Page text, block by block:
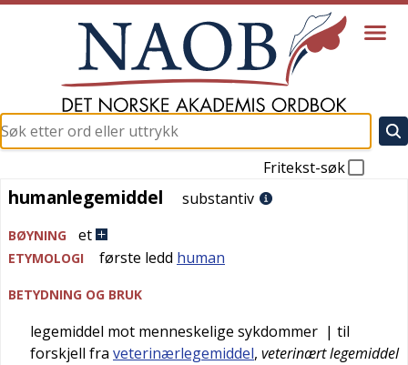
Fritekst-søk
humanlegemiddel
humanlegemiddel substantiv
BØYNING et
ETYMOLOGI første ledd human
BETYDNING OG BRUK
legemiddel mot menneskelige sykdommer | til
forskjell fra veterinærlegemiddel, veterinært legemiddel